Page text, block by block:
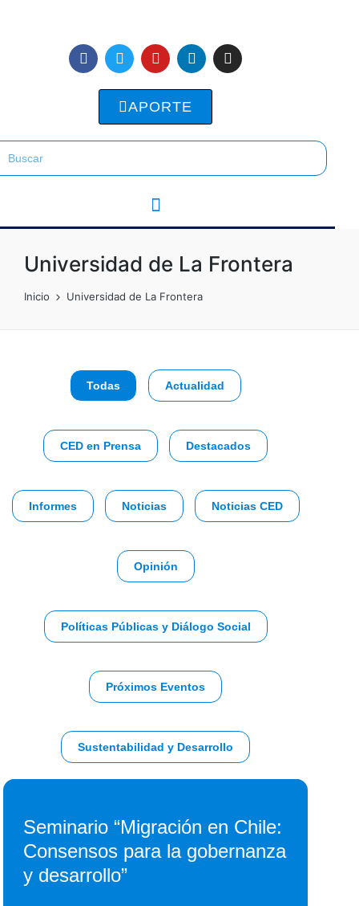
APORTE
Universidad de La Frontera
Inicio Universidad de La Frontera
Todas Actualidad
CED en Prensa Destacados
Informes Noticias Noticias CED
Opinión
Políticas Públicas y Diálogo Social
Próximos Eventos
Sustentabilidad y Desarrollo
Seminario “Migración en Chile:
Consensos para la gobernanza
y desarrollo”